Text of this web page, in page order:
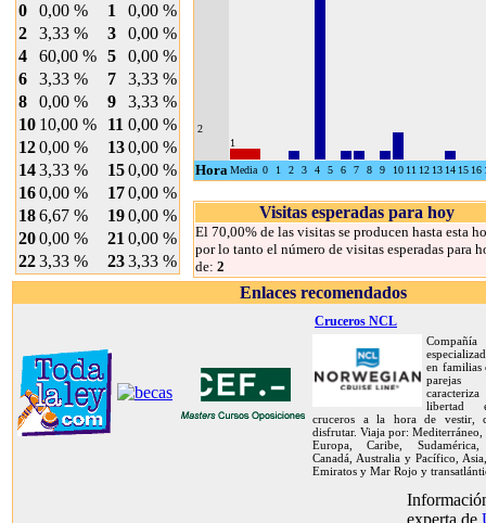
0
0,00 % 1
0,00 %
2
3,33 % 3
0,00 %
4
60,00 % 5
0,00 %
6
3,33 % 7
3,33 %
8
0,00 % 9
3,33 %
10 10,00 % 11 0,00 %
120,00 % 130,00 %
143,33 % 150,00 %
160,00 % 170,00 %
186,67 % 190,00 %
200,00 % 21 0,00 %
223,33 % 233,33 %
2
1
HoraMedia 0 1 2 3 4 5 6 7 8 9 10 11 12 13 14 15 16
Visitas esperadas para hoy
El 70,00% de las visitas se producen hasta esta
por lo tanto el número de visitas esperadas para
de: 2
Enlaces recomendados
Cruceros NCL
Compañía
en familias
libertad
cruceros a la hora de vestir,
disfrutar. Viaja por: Mediterráneo,
Europa, Caribe, Sudamérica,
Canadá, Australia y Pacífico,
Emiratos y Mar Rojo y
experta de